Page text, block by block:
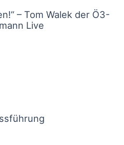
– Tom Walek der Ö3-
Live